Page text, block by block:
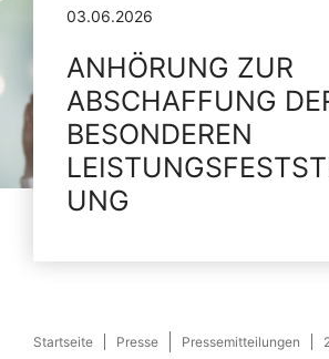
03.06.2026
ANHÖRUNG ZUR
ABSCHAFFUNG
BESONDEREN
UNG
Startseite Presse Pressemitteilungen